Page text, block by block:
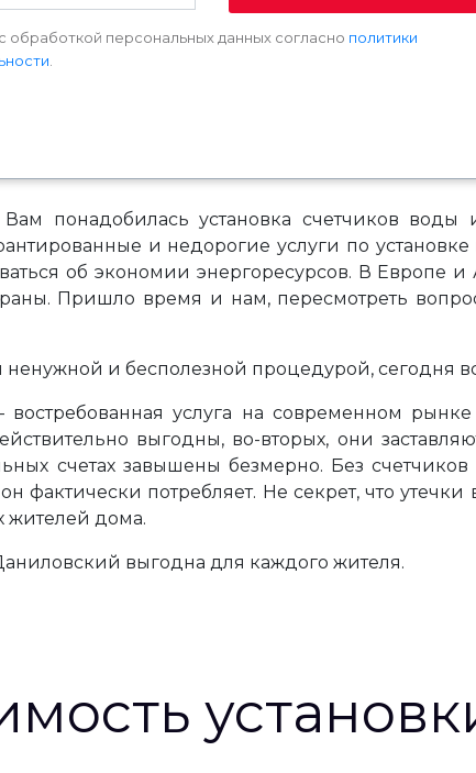
обработкой персональных данных согласно политики
понадобилась установка счетчиков воды
и недорогие услуги по установке
об экономии энергоресурсов. В Европе
Пришло время и нам, пересмотреть
и бесполезной процедурой, сегодня
услуга на современном рынке
выгодны, во-вторых, они
счетах завышены безмерно. Без счетчиков
потребляет. Не секрет, что утечки
жителей дома.
выгодна для каждого жителя.